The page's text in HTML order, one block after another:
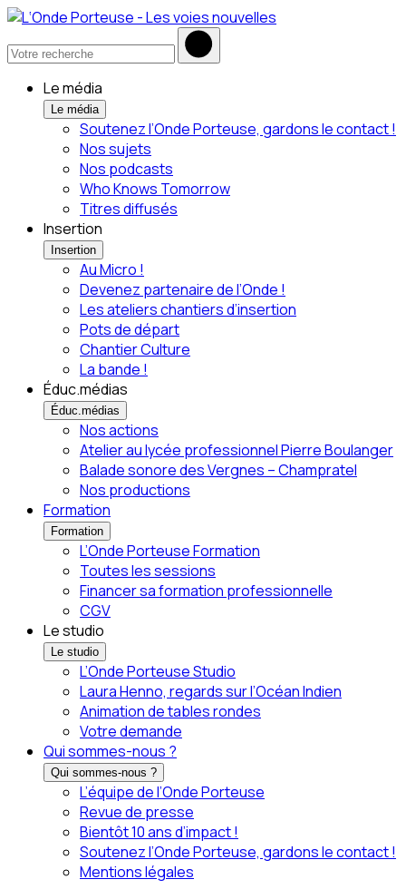
Le média
Le média
Soutenez l’Onde Porteuse, gardons le contact !
Nos sujets
Nos podcasts
Who Knows Tomorrow
Titres diffusés
Insertion
Insertion
Au Micro !
Devenez partenaire de l’Onde !
Les ateliers chantiers d’insertion
Pots de départ
Chantier Culture
La bande !
Éduc.médias
Éduc.médias
Nos actions
Atelier au lycée professionnel Pierre Boulanger
Balade sonore des Vergnes – Champratel
Nos productions
Formation
Formation
L’Onde Porteuse Formation
Toutes les sessions
Financer sa formation professionnelle
CGV
Le studio
Le studio
L’Onde Porteuse Studio
Laura Henno, regards sur l’Océan Indien
Animation de tables rondes
Votre demande
Qui sommes-nous ?
Qui sommes-nous ?
L’équipe de l’Onde Porteuse
Revue de presse
Bientôt 10 ans d’impact !
Soutenez l’Onde Porteuse, gardons le contact !
Mentions légales